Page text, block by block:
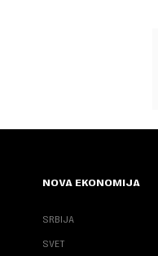
NOVA EKONOMIJA
SRBIJA
SVET